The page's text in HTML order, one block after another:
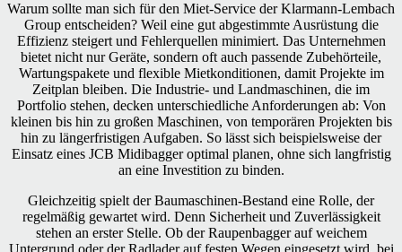
Warum sollte man sich für den Miet-Service der Klarmann-Lembach
Group entscheiden? Weil eine gut abgestimmte Ausrüstung die
Effizienz steigert und Fehlerquellen minimiert. Das Unternehmen
bietet nicht nur Geräte, sondern oft auch passende Zubehörteile,
Wartungspakete und flexible Mietkonditionen, damit Projekte im
Zeitplan bleiben. Die Industrie- und Landmaschinen, die im
Portfolio stehen, decken unterschiedliche Anforderungen ab: Von
kleinen bis hin zu großen Maschinen, von temporären Projekten bis
hin zu längerfristigen Aufgaben. So lässt sich beispielsweise der
Einsatz eines JCB Midibagger optimal planen, ohne sich langfristig
an eine Investition zu binden.
Gleichzeitig spielt der Baumaschinen-Bestand eine Rolle, der
regelmäßig gewartet wird. Denn Sicherheit und Zuverlässigkeit
stehen an erster Stelle. Ob der Raupenbagger auf weichem